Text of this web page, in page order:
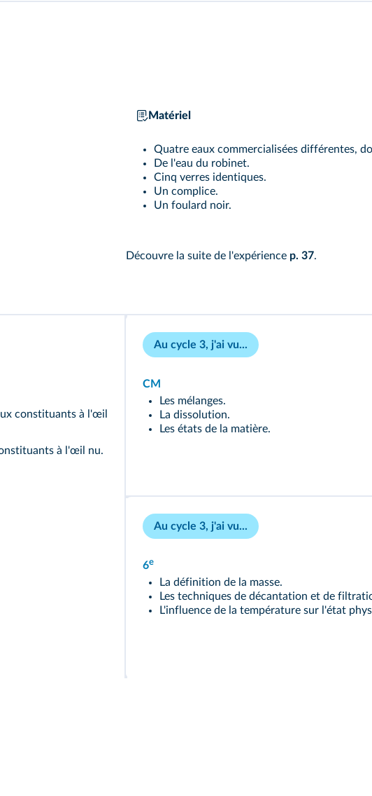
Matériel
Quatre eaux commercialisées différentes,
De l'eau du robinet.
Cinq verres identiques.
Un complice.
Un foulard noir.
Découvre la suite de l'expérience p. 37.
constituants à l'œil
à l'œil nu.
Au cycle 3, j'ai vu...
CM
Les mélanges.
La dissolution.
Les états de la matière.
Au cycle 3, j'ai vu...
6e
La définition de la masse.
Les techniques de décantation et de
L'influence de la température sur l'état